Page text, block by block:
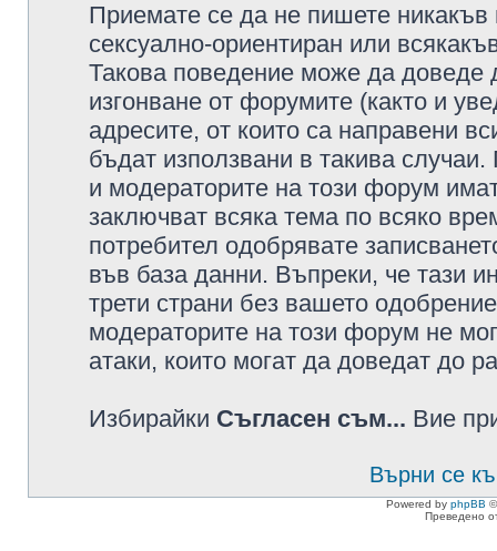
Приемате се да не пишете никакъв
сексуално-ориентиран или
Такова поведение може да доведе
изгонване от форумите (както и
адресите, от които са направени
бъдат използвани в такива
и модераторите на този форум
заключват всяка тема по всяко
потребител одобрявате
във база данни. Въпреки, че тази
трети страни без вашето
модераторите на този форум не
атаки, които могат да доведат до
Избирайки Съгласен съм... Вие
Върни се
Powered by phpBB
Преведено